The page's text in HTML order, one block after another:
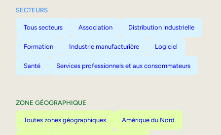
SECTEURS
Tous secteurs Association Distribution industrielle
Formation Industrie manufacturière Logiciel
Santé Services professionnels et aux consommateurs
ZONE GÉOGRAPHIQUE
Toutes zones géographiques Amérique du Nord